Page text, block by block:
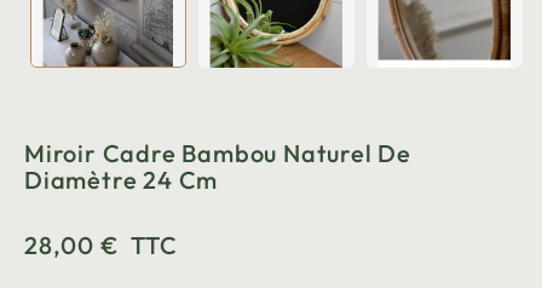
Miroir Cadre Bambou Naturel De
Diamètre 24 Cm
28,00 € TTC